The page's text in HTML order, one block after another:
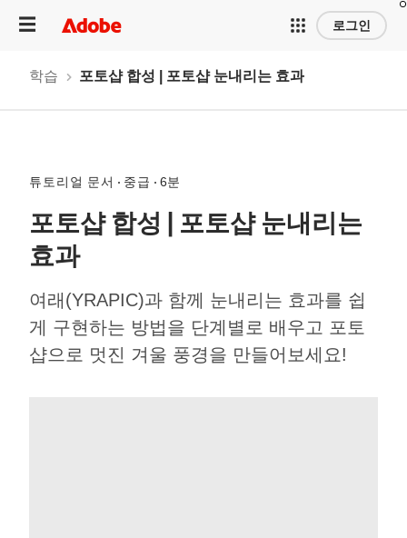
로그인
학습 포토샵 합성 | 포토샵 눈내리는 효과
튜토리얼 문서 중급 6분
포토샵 합성 | 포토샵 눈내리는
효과
여래(YRAPIC)과 함께 눈내리는 효과를 쉽
게 구현하는 방법을 단계별로 배우고 포토
샵으로 멋진 겨울 풍경을 만들어보세요!